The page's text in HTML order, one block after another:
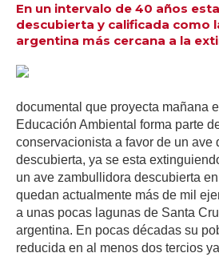
En un intervalo de 40 años
descubierta y calificada como
argentina más cercana a la
documental que proyecta mañana
Educación Ambiental forma parte
conservacionista a favor de un ave
descubierta, ya se esta
un ave zambullidora descubierta
quedan actualmente más de mil
a unas pocas lagunas de Santa
argentina. En pocas décadas su
reducida en al menos dos tercios